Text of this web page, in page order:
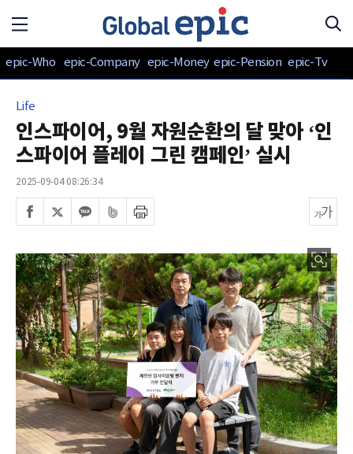
epic-Who epic-Company epic-Money epic-Pension epic-Tv
Life
인스파이어, 9월 자원순환의 달 맞아 ‘인
스파이어 플레이 그린 캠페인’ 실시
2025-09-04 08:26:34